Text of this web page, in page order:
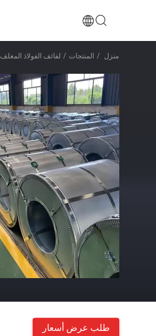
منزل / المنتجات / لفائف الفولاذ المغلف
طلب عرض أسعار